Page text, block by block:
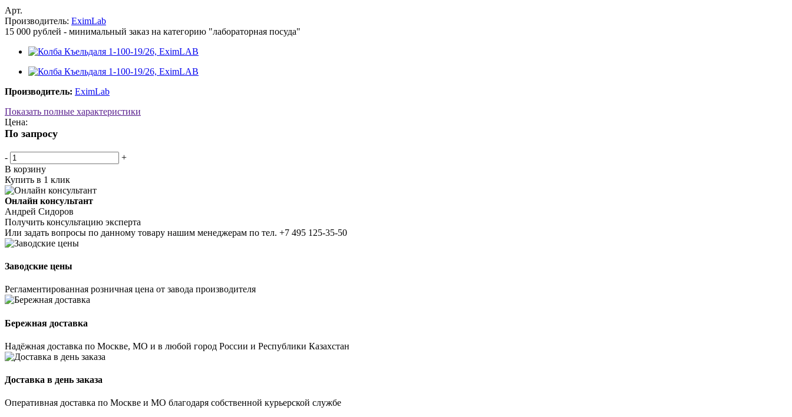
Арт.
Производитель: EximLab
15 000 рублей - минимальный заказ на категорию "лабораторная посуда"
Производитель: EximLab
Показать полные характеристики
Цена:
По запросу
-
+
В корзину
Купить в 1 клик
Онлайн консультант
Андрей Сидоров
Получить консультацию эксперта
Или задать вопросы по данному товару нашим менеджерам по тел. +7 495 125-35-50
Заводские цены
Регламентированная розничная цена от завода производителя
Бережная доставка
Надёжная доставка по Москве, МО и в любой город России и Республики Казахстан
Доставка в день заказа
Оперативная доставка по Москве и МО благодаря собственной курьерской службе